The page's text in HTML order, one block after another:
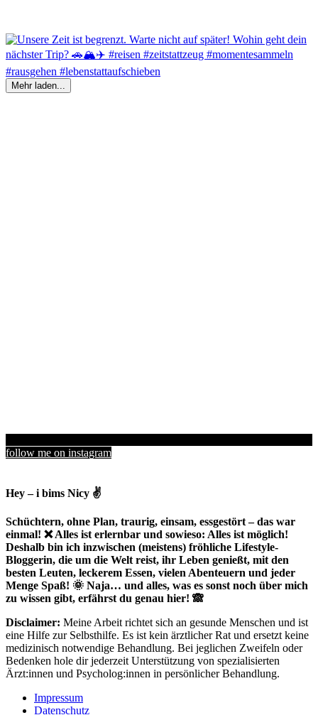
Mehr laden...
follow me on instagram
Hey – i bims Nicy ✌
Schüchtern, ohne Plan, traurig, einsam, essgestört – das war
einmal! ❌ Alles ist erlernbar und sowieso: Alles ist möglich!
Deshalb bin ich inzwischen (meistens) fröhliche Lifestyle-
Bloggerin, die um die Welt reist, ihr Leben genießt, mit den
besten Leuten, leckerem Essen, vielen Abenteuern und jeder
Menge Spaß! 🌞 Naja… und alles, was es sonst noch über mich
zu wissen gibt, erfährst du genau hier! 🙈
Disclaimer: Meine Arbeit richtet sich an gesunde Menschen und ist
eine Hilfe zur Selbsthilfe. Es ist kein ärztlicher Rat und ersetzt keine
medizinisch notwendige Behandlung. Bei jeglichen Zweifeln oder
Bedenken hole dir jederzeit Unterstützung von spezialisierten
Ärzt:innen und Psycholog:innen in persönlicher Behandlung.
Impressum
Datenschutz